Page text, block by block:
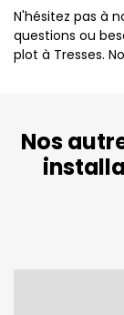
N'hésitez pas à
questions ou
plot à Tresses.
Nos